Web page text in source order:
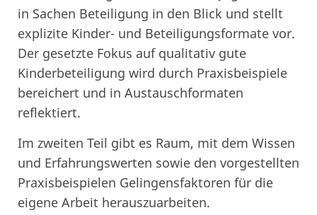
in Sachen Beteiligung in den Blick und stellt
explizite Kinder- und Beteiligungsformate vor.
Der gesetzte Fokus auf qualitativ gute
Kinderbeteiligung wird durch Praxisbeispiele
bereichert und in Austauschformaten
reflektiert.
Im zweiten Teil gibt es Raum, mit dem Wissen
und Erfahrungswerten sowie den vorgestellten
Praxisbeispielen Gelingensfaktoren für die
eigene Arbeit herauszuarbeiten.